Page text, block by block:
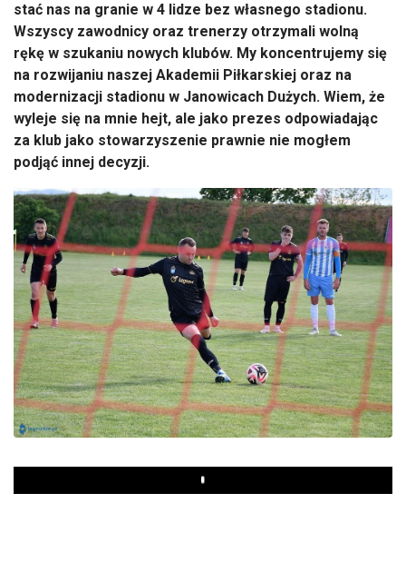
stać nas na granie w 4 lidze bez własnego stadionu.
Wszyscy zawodnicy oraz trenerzy otrzymali wolną
rękę w szukaniu nowych klubów. My koncentrujemy się
na rozwijaniu naszej Akademii Piłkarskiej oraz na
modernizacji stadionu w Janowicach Dużych. Wiem, że
wyleje się na mnie hejt, ale jako prezes odpowiadając
za klub jako stowarzyszenie prawnie nie mogłem
podjąć innej decyzji.
Play